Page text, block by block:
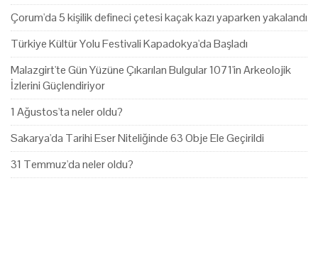
Çorum'da 5 kişilik defineci çetesi kaçak kazı yaparken yakalandı
Türkiye Kültür Yolu Festivali Kapadokya'da Başladı
Malazgirt'te Gün Yüzüne Çıkarılan Bulgular 1071'in Arkeolojik
İzlerini Güçlendiriyor
1 Ağustos'ta neler oldu?
Sakarya'da Tarihi Eser Niteliğinde 63 Obje Ele Geçirildi
31 Temmuz'da neler oldu?